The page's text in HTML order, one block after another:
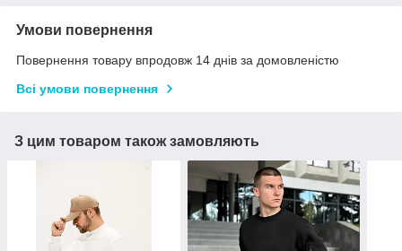
Умови повернення
Повернення товару впродовж 14 днів за домовленістю
Всі умови повернення
З цим товаром також замовляють